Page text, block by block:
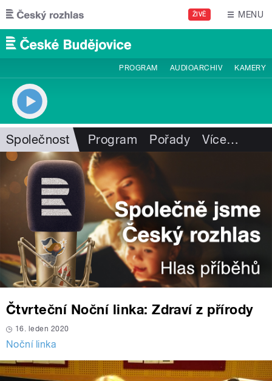
Přejít k hlavnímu obsahu
ŽIVĚ MENU
PROGRAM AUDIOARCHIV KAMERY
Společnost Program Pořady Více…
Čtvrteční Noční linka: Zdraví z přírody
16. leden 2020
Noční linka